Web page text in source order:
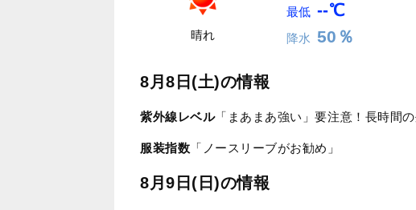
晴れ
最低 --℃
降水 50％
8月8日(土)の情報
紫外線レベル「まあまあ強い」要注意！長時間
服装指数 「ノースリーブがお勧め」
8月9日(日)の情報